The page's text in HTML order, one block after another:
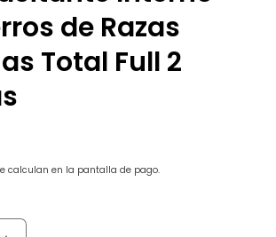
de Razas
Total Full 2
calculan en la pantalla de pago.